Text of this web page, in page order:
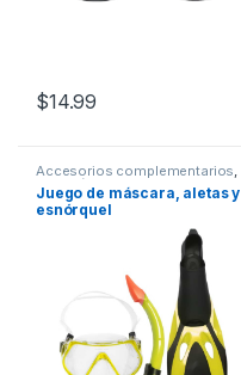
$14.99
Accesorios complementarios,
Natación
Juego de máscara, aletas y
esnórquel